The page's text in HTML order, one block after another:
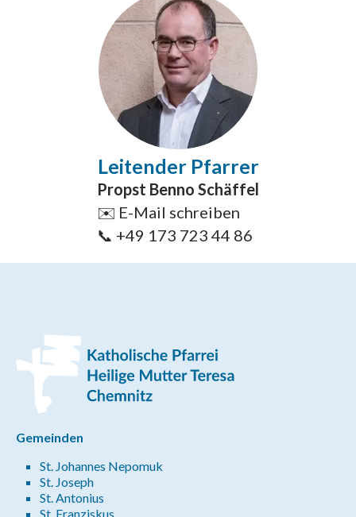
Leitender Pfarrer
Propst Benno Schäffel
✉️ E-Mail schreiben
📞 +49 173 723 44 86
Gemeinden
St. Johannes Nepomuk
St. Joseph
St. Antonius
St. Franziskus